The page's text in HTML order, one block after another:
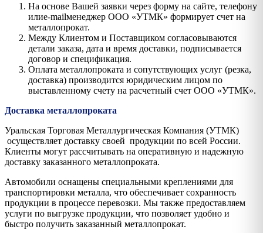
На основе Вашей заявки через форму на сайте, телефону
илиe-mailменеджер ООО «УТМК» формирует счет на
металлопрокат.
Между Клиентом и Поставщиком согласовываются
детали заказа, дата и время доставки, подписывается
договор и спецификация.
Оплата металлопроката и сопутствующих услуг (резка,
доставка) производится юридическим лицом по
выставленному счету на расчетный счет ООО «УТМК».
Доставка металлопроката
Уральская Торговая Металлургическая Компания (УТМК)
осуществляет доставку своей продукции по всей России.
Клиенты могут рассчитывать на оперативную и надежную
доставку заказанного металлопроката.
Автомобили оснащены специальными креплениями для
транспортировки металла, что обеспечивает сохранность
продукции в процессе перевозки. Мы также предоставляем
услуги по выгрузке продукции, что позволяет удобно и
быстро получить заказанный металлопрокат.